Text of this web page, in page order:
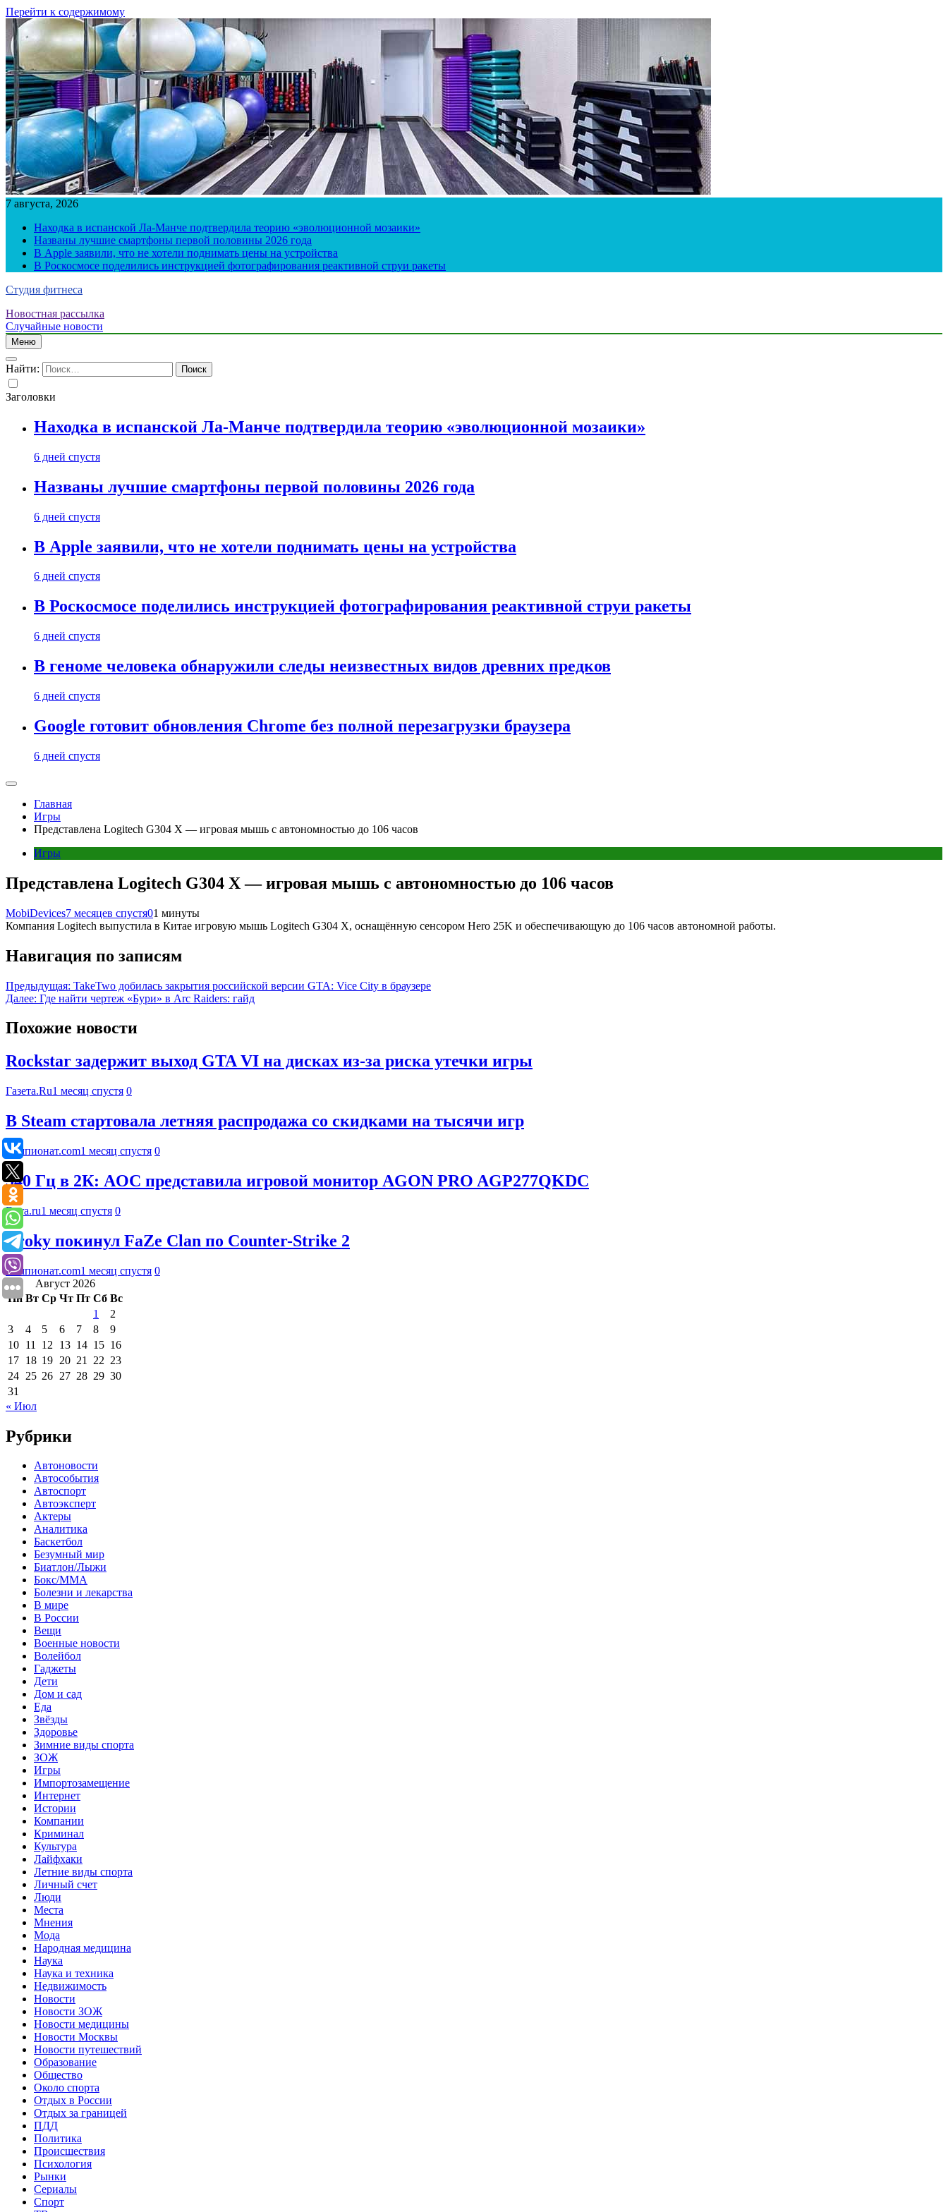
Перейти к содержимому
7 августа, 2026
Находка в испанской Ла-Манче подтвердила теорию «эволюционной мозаики»
Названы лучшие смартфоны первой половины 2026 года
В Apple заявили, что не хотели поднимать цены на устройства
В Роскосмосе поделились инструкцией фотографирования реактивной струи ракеты
Студия фитнеса
Новостная рассылка
Случайные новости
Меню
Найти:
Заголовки
Находка в испанской Ла-Манче подтвердила теорию «эволюционной мозаики»
6 дней спустя
Названы лучшие смартфоны первой половины 2026 года
6 дней спустя
В Apple заявили, что не хотели поднимать цены на устройства
6 дней спустя
В Роскосмосе поделились инструкцией фотографирования реактивной струи ракеты
6 дней спустя
В геноме человека обнаружили следы неизвестных видов древних предков
6 дней спустя
Google готовит обновления Chrome без полной перезагрузки браузера
6 дней спустя
Главная
Игры
Представлена Logitech G304 X — игровая мышь с автономностью до 106 часов
Игры
Представлена Logitech G304 X — игровая мышь с автономностью до 106 часов
MobiDevices7 месяцев спустя01 минуты
Компания Logitech выпустила в Китае игровую мышь Logitech G304 X, оснащённую сенсором Hero 25K и обеспечивающую до 106 часов автономной работы.
Навигация по записям
Предыдущая: TakeTwo добилась закрытия российской версии GTA: Vice City в браузере
Далее: Где найти чертеж «Бури» в Arc Raiders: гайд
Похожие новости
Rockstar задержит выход GTA VI на дисках из-за риска утечки игры
Газета.Ru1 месяц спустя 0
В Steam стартовала летняя распродажа со скидками на тысячи игр
Чемпионат.com1 месяц спустя 0
540 Гц в 2К: AOC представила игровой монитор AGON PRO AGP277QKDC
Ferra.ru1 месяц спустя 0
Broky покинул FaZe Clan по Counter-Strike 2
Чемпионат.com1 месяц спустя 0
Август 2026
Пн Вт Ср Чт Пт Сб Вс
1
2
3
4 5 6 7 8
9
10 11 12 13 14 15 16
17 18 19 20 21 22 23
24 25 26 27 28 29 30
31
« Июл
Рубрики
Автоновости
Автособытия
Автоспорт
Автоэксперт
Актеры
Аналитика
Баскетбол
Безумный мир
Биатлон/Лыжи
Бокс/MMA
Болезни и лекарства
В мире
В России
Вещи
Военные новости
Волейбол
Гаджеты
Дети
Дом и сад
Еда
Звёзды
Здоровье
Зимние виды спорта
ЗОЖ
Игры
Импортозамещение
Интернет
Истории
Компании
Криминал
Культура
Лайфхаки
Летние виды спорта
Личный счет
Люди
Места
Мнения
Мода
Народная медицина
Наука
Наука и техника
Недвижимость
Новости
Новости ЗОЖ
Новости медицины
Новости Москвы
Новости путешествий
Образование
Общество
Около спорта
Отдых в России
Отдых за границей
ПДД
Политика
Происшествия
Психология
Рынки
Сериалы
Спорт